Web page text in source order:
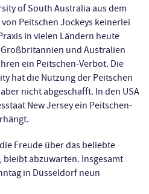
of South Australia aus dem
Peitschen Jockeys keinerlei
in vielen Ländern heute
und Australien
ein Peitschen-Verbot. Die
hat die Nutzung der Peitschen
nicht abgeschafft. In den USA
New Jersey ein Peitschen-
Freude über das beliebte
abzuwarten. Insgesamt
in Düsseldorf neun